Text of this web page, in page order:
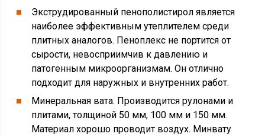
Экструдированный пенополистирол является
наиболее эффективным утеплителем среди
плитных аналогов. Пеноплекс не портится от
сырости, невосприимчив к давлению и
патогенным микроорганизмам. Он отлично
подходит для наружных и внутренних работ.
Минеральная вата. Производится рулонами и
плитами, толщиной 50 мм, 100 мм и 150 мм.
Материал хорошо проводит воздух. Минвату